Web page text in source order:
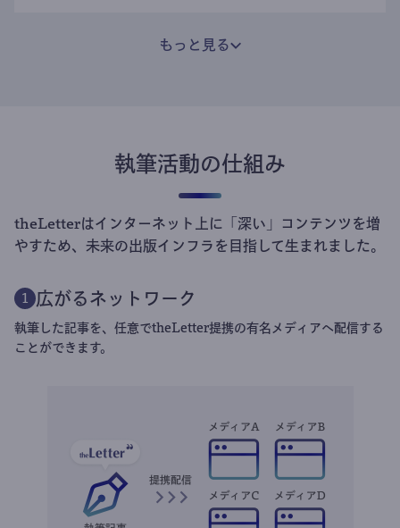
もっと見る
執筆活動の仕組み
theLetterはインターネット上に「深い」コンテンツを増
やすため、未来の出版インフラを目指して生まれました。
1 広がるネットワーク
執筆した記事を、任意でtheLetter提携の有名メディアへ配信する
ことができます。